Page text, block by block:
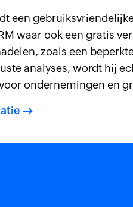
een
waar ook een gratis
zoals een
analyses, wordt hij
ondernemingen en